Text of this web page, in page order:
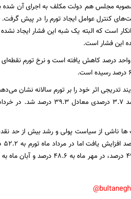
مصوبه مجلس هم دولت مکلف به اجرای آن شده
کنترل عوامل ایجاد تورم را در پیش گرفت.
است که البته یک شبه این فشار ایجاد نشده
این فشار است.
بر مبنای اعلام مرکز آمار ایران نرخ تورم نقطه‌ای آبان ماه 1401، در مقایسه با ماه قبل 0.5 واحد درصد کاهش یافته است و نرخ
تدریجی اثر خود را بر تورم سالانه نشان
اردیبهشت‌ماه هم که سیاست اصلاح ارز ترجیحی اجرایی شد، تورم نقطه به نقطه با رشد 3.7 درصدی
ها ناشی از سیاست پولی و رشد بیش از حد
نبود، به ‌سرعت در